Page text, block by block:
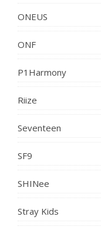
ONEUS
ONF
P1Harmony
Riize
Seventeen
SF9
SHINee
Stray Kids